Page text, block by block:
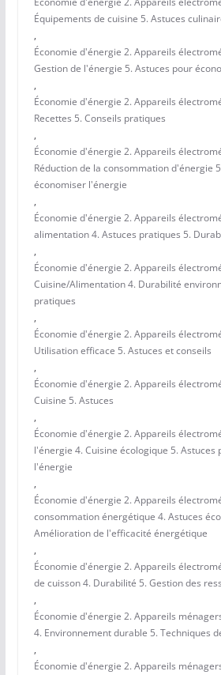
Équipements de cuisine 5. Astuces
,
Économie d'énergie 2. Appareils
Gestion de l'énergie 5. Astuces pour
,
Économie d'énergie 2. Appareils
Recettes 5. Conseils pratiques
,
Économie d'énergie 2. Appareils
Réduction de la consommation d'énergie
économiser l'énergie
,
Économie d'énergie 2. Appareils
alimentation 4. Astuces pratiques 5.
,
Économie d'énergie 2. Appareils
Cuisine/Alimentation 4. Durabilité
pratiques
,
Économie d'énergie 2. Appareils
Utilisation efficace 5. Astuces et conseils
,
Économie d'énergie 2. Appareils
Cuisine 5. Astuces
,
Économie d'énergie 2. Appareils
l'énergie 4. Cuisine écologique 5. Astuces
l'énergie
,
Économie d'énergie 2. Appareils
consommation énergétique 4. Astuces
Amélioration de l'efficacité énergétique
,
Économie d'énergie 2. Appareils
de cuisson 4. Durabilité 5. Gestion des
,
Économie d'énergie 2. Appareils
4. Environnement durable 5. Techniques
,
Économie d'énergie 2. Appareils